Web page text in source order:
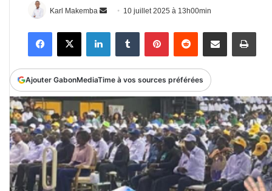
Karl Makemba
Envoyer
courriel
10 juillet 2025 à 13h00min
FacebookX LinkedinTumblr PinterestReddit Partager par email
Ajouter GabonMediaTime à vos sources préférées